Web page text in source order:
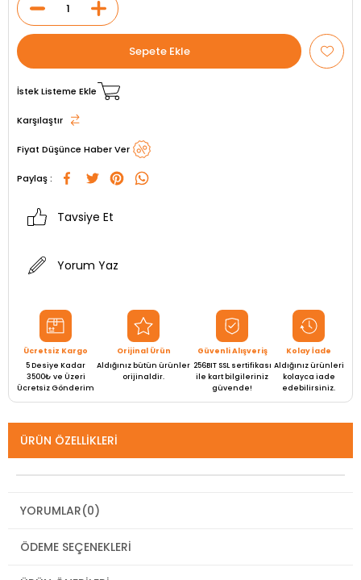
İstek Listeme Ekle
Karşılaştır
Fiyat Düşünce Haber Ver
Paylaş :
Tavsiye Et
Yorum Yaz
Ücretsiz Kargo
5 Desiye Kadar
3500₺ ve Üzeri
Ücretsiz Gönderim
Orijinal Ürün
Aldığınız bütün ürünler
orijinaldir.
Güvenli Alışveriş
256BIT SSL sertifikası
ile kart bilgileriniz
güvende!
Kolay İade
Aldığınız ürünleri
kolayca iade
edebilirsiniz.
ÜRÜN ÖZELLIKLERI
YORUMLAR(0)
ÖDEME SEÇENEKLERI